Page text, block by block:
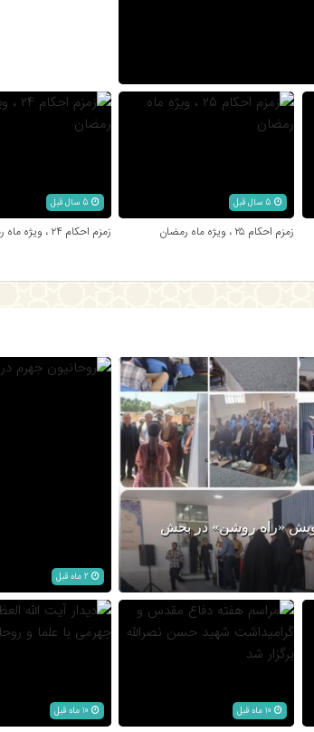
5 سال قبل
زمزم احکام ۲۵ ، ویژه ماه رمضان زمزم احکام ۲۴ ، ویژه ماه رمضان
پویش «راه روشن» در بخش
2 ماه قبل
روحانیون جهرم
10 ماه قبل